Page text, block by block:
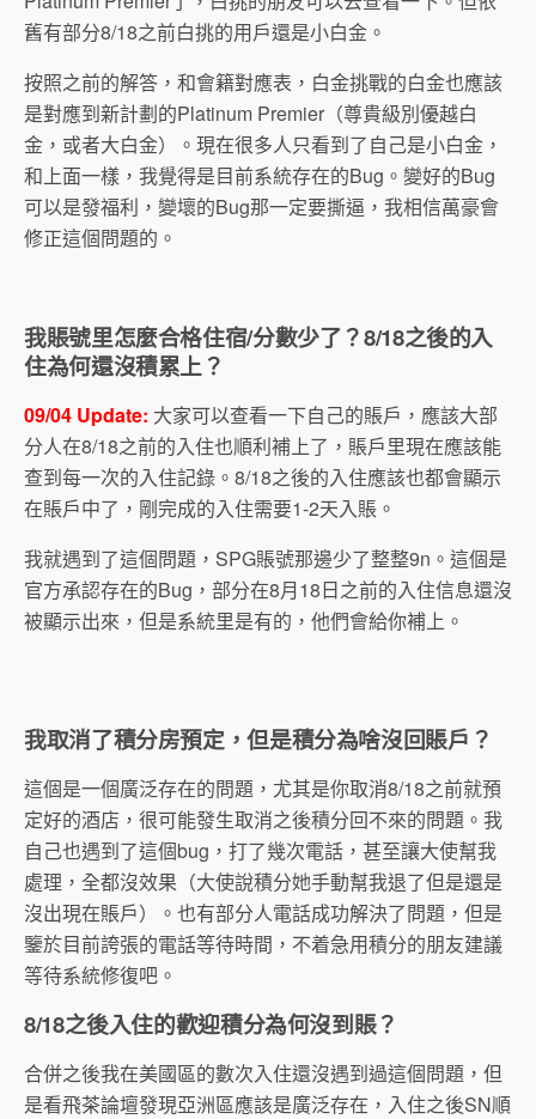
舊有部分8/18之前白挑的用戶還是小白金。
按照之前的解答，和會籍對應表，白金挑戰的白金也應該
是對應到新計劃的Platinum Premier（尊貴級別優越白
金，或者大白金）。現在很多人只看到了自己是小白金，
和上面一樣，我覺得是目前系統存在的Bug。變好的Bug
可以是發福利，變壞的Bug那一定要撕逼，我相信萬豪會
修正這個問題的。
我賬號里怎麼合格住宿/分數少了？8/18之後的入
住為何還沒積累上？
09/04 Update: 大家可以查看一下自己的賬戶，應該大部
分人在8/18之前的入住也順利補上了，賬戶里現在應該能
查到每一次的入住記錄。8/18之後的入住應該也都會顯示
在賬戶中了，剛完成的入住需要1-2天入賬。
我就遇到了這個問題，SPG賬號那邊少了整整9n。這個是
官方承認存在的Bug，部分在8月18日之前的入住信息還沒
被顯示出來，但是系統里是有的，他們會給你補上。
我取消了積分房預定，但是積分為啥沒回賬戶？
這個是一個廣泛存在的問題，尤其是你取消8/18之前就預
定好的酒店，很可能發生取消之後積分回不來的問題。我
自己也遇到了這個bug，打了幾次電話，甚至讓大使幫我
處理，全都沒效果（大使說積分她手動幫我退了但是還是
沒出現在賬戶）。也有部分人電話成功解決了問題，但是
鑒於目前誇張的電話等待時間，不着急用積分的朋友建議
等待系統修復吧。
8/18之後入住的歡迎積分為何沒到賬？
合併之後我在美國區的數次入住還沒遇到過這個問題，但
是看飛茶論壇發現亞洲區應該是廣泛存在，入住之後SN順